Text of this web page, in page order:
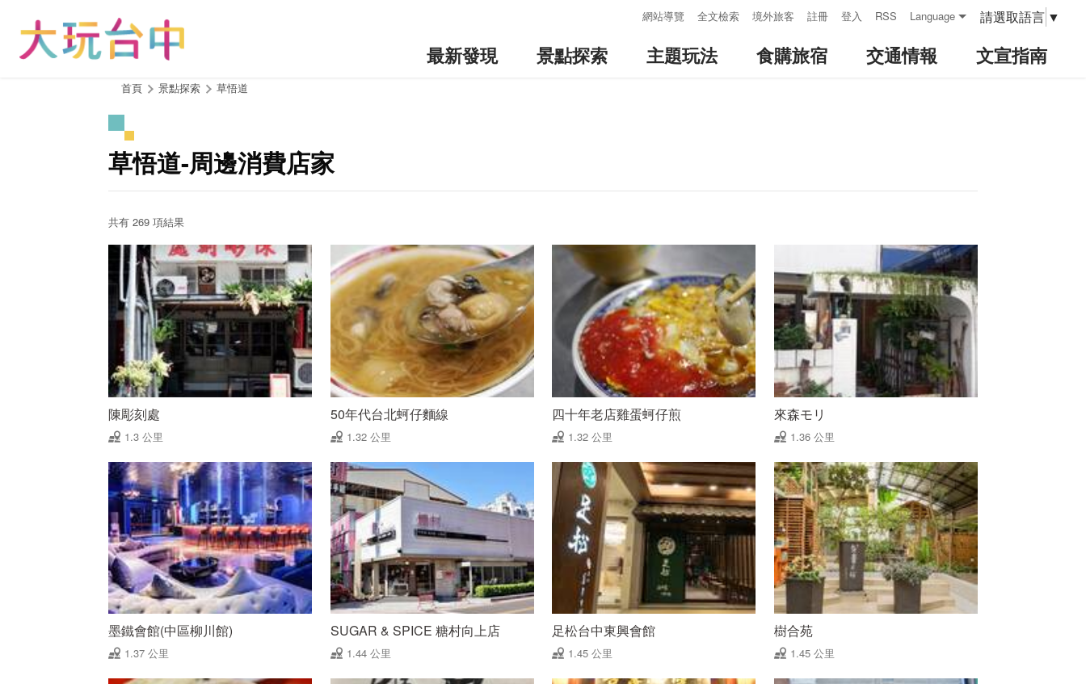
網站導覽 全文檢索 境外旅客 註冊 登入 RSS Language 請選取語言 ▼
最新發現 景點探索 主題玩法 食購旅宿 交通情報 文宣指南
首頁 景點探索 草悟道
草悟道-周邊消費店家
共有 269 項結果
陳彫刻處
1.3 公里
50年代台北蚵仔麵線
1.32 公里
四十年老店雞蛋蚵仔煎
1.32 公里
來森モリ
1.36 公里
墨鐵會館(中區柳川館)
1.37 公里
SUGAR & SPICE 糖村向上店
1.44 公里
足松台中東興會館
1.45 公里
樹合苑
1.45 公里